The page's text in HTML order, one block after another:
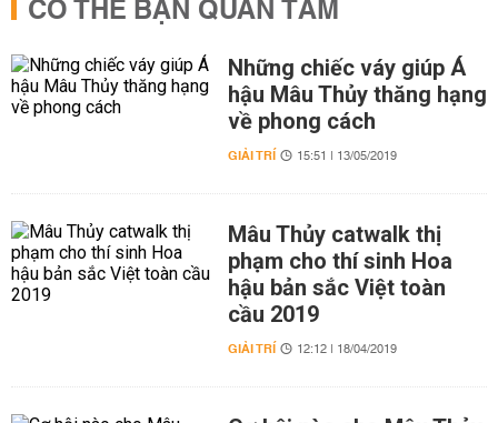
CÓ THỂ BẠN QUAN TÂM
Những chiếc váy giúp Á
hậu Mâu Thủy thăng hạng
về phong cách
GIẢI TRÍ 15:51 | 13/05/2019
Mâu Thủy catwalk thị
phạm cho thí sinh Hoa
hậu bản sắc Việt toàn
cầu 2019
GIẢI TRÍ 12:12 | 18/04/2019